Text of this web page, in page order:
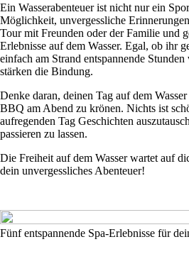
Ein Wasserabenteuer ist nicht nur ein
Möglichkeit, unvergessliche
Tour mit Freunden oder der Familie und
Erlebnisse auf dem Wasser. Egal, ob ihr
einfach am Strand entspannende
stärken die Bindung.
Denke daran, deinen Tag auf dem
BBQ am Abend zu krönen. Nichts ist
aufregenden Tag Geschichten
passieren zu lassen.
Die Freiheit auf dem Wasser wartet auf
dein unvergessliches Abenteuer!
Fünf entspannende Spa-Erlebnisse für